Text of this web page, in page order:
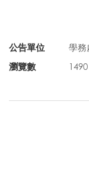
公告單位
學務
瀏覽數
1490